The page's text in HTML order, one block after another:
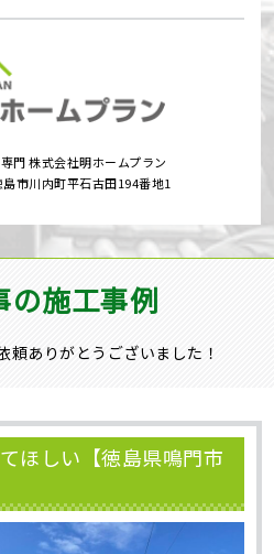
門 株式会社明ホームプラン
市川内町平石古田194番地1
の施工事例
頼ありがとうございました！
ほしい【徳島県鳴門市